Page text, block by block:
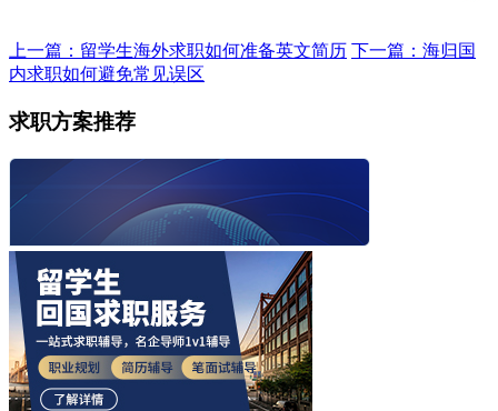
上一篇：留学生海外求职如何准备英文简历 下一篇：海归国
内求职如何避免常见误区
求职方案推荐